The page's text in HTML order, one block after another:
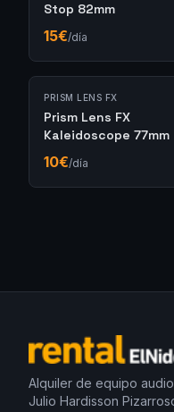
Stop 82mm
15€/día
PRISM LENS FX
Prism Lens FX
Kaleidoscope 77mm
10€/día
Alquiler de equipo
Julio Hardisson